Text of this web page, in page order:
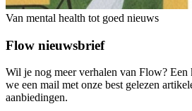
Van mental health tot goed nieuws
Flow nieuwsbrief
Wil je nog meer verhalen van Flow? Een
we een mail met onze best gelezen
aanbiedingen.